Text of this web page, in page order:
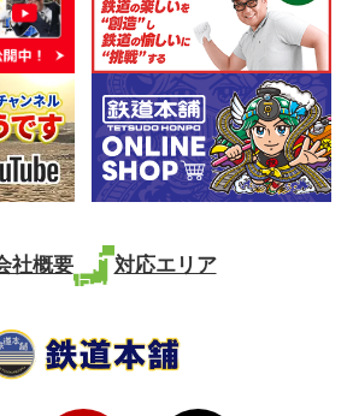
社概要 対応エリア